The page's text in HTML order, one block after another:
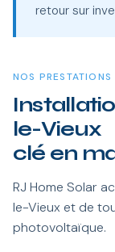
retour sur
NOS PRESTATIONS
le-Vieux
clé en
RJ Home Solar
le-Vieux et de
photovoltaïque.